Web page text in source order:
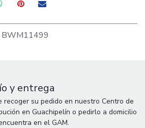
BWM11499
y entrega
recoger su pedido en nuestro Centro de
en Guachipelín o pedirlo a domicilio
en el GAM.